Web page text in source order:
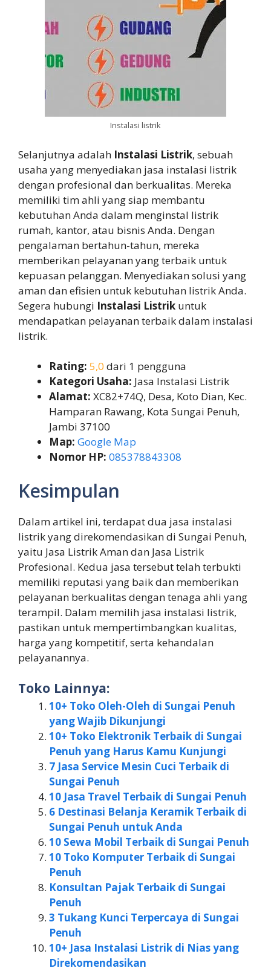
Instalasi listrik
Selanjutnya adalah Instalasi Listrik, sebuah
usaha yang menyediakan jasa instalasi listrik
dengan profesional dan berkualitas. Mereka
memiliki tim ahli yang siap membantu
kebutuhan Anda dalam menginstal listrik
rumah, kantor, atau bisnis Anda. Dengan
pengalaman bertahun-tahun, mereka
memberikan pelayanan yang terbaik untuk
kepuasan pelanggan. Menyediakan solusi yang
aman dan efisien untuk kebutuhan listrik Anda.
Segera hubungi Instalasi Listrik untuk
mendapatkan pelayanan terbaik dalam instalasi
listrik.
Rating: 5,0 dari 1 pengguna
Kategori Usaha: Jasa Instalasi Listrik
Alamat: XC82+74Q, Desa, Koto Dian, Kec.
Hamparan Rawang, Kota Sungai Penuh,
Jambi 37100
Map: Google Map
Nomor HP: 085378843308
Kesimpulan
Dalam artikel ini, terdapat dua jasa instalasi
listrik yang direkomendasikan di Sungai Penuh,
yaitu Jasa Listrik Aman dan Jasa Listrik
Profesional. Kedua jasa tersebut telah terbukti
memiliki reputasi yang baik dan memberikan
pelayanan berkualitas dengan tenaga ahli yang
terampil. Dalam memilih jasa instalasi listrik,
pastikan untuk mempertimbangkan kualitas,
harga yang kompetitif, serta kehandalan
pelayanannya.
Toko Lainnya:
10+ Toko Oleh-Oleh di Sungai Penuh
yang Wajib Dikunjungi
10+ Toko Elektronik Terbaik di Sungai
Penuh yang Harus Kamu Kunjungi
7 Jasa Service Mesin Cuci Terbaik di
Sungai Penuh
10 Jasa Travel Terbaik di Sungai Penuh
6 Destinasi Belanja Keramik Terbaik di
Sungai Penuh untuk Anda
10 Sewa Mobil Terbaik di Sungai Penuh
10 Toko Komputer Terbaik di Sungai
Penuh
Konsultan Pajak Terbaik di Sungai
Penuh
3 Tukang Kunci Terpercaya di Sungai
Penuh
10+ Jasa Instalasi Listrik di Nias yang
Direkomendasikan